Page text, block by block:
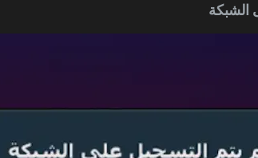
الشبكة